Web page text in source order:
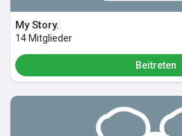
My Story.
14 Mitglieder
Beitreten